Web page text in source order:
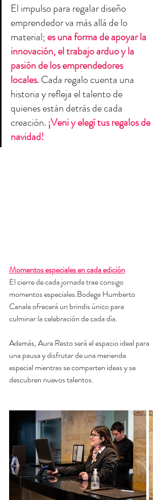
El impulso para regalar diseño
emprendedor va más allá de lo
material; es una forma de apoyar la
innovación, el trabajo arduo y la
pasión de los emprendedores
locales. Cada regalo cuenta una
historia y refleja el talento de
quienes están detrás de cada
creación. ¡Veni y elegí tus regalos de
navidad!
Momentos especiales en cada edición
El cierre de cada jornada trae consigo
momentos especiales.Bodega Humberto
Canale ofrecerá un brindis único para
culminar la celebración de cada día.
Además, Aura Resto será el espacio ideal para
una pausa y disfrutar de una merienda
especial mientras se comparten ideas y se
descubren nuevos talentos.